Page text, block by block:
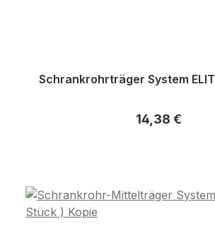
Schrankrohrträger System
Regulärer
14,38 €